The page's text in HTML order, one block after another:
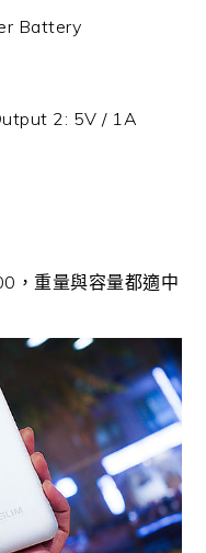
Battery
2: 5V / 1A
，重量與容量都適中